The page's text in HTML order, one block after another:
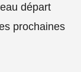
départ
prochaines